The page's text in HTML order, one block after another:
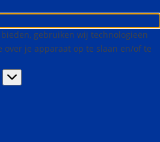
gebruiken wij technologieën
over je apparaat op te slaan en/of te